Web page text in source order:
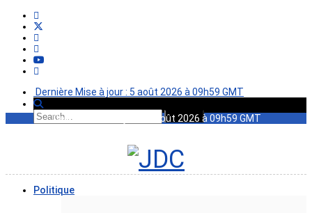
Dernière Mise à jour : 5 août 2026 à 09h59 GMT
Dernière Mise à jour : 5 août 2026 à 09h59 GMT
Politique